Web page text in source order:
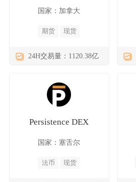
国家：加拿大
期货 现货
24H交易量：1120.38亿
Persistence DEX
国家：塞舌尔
法币 现货